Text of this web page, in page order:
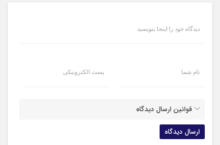
دیدگاه خود را اینجا بنویسید
نام شما پست الکترونیکی
قوانین ارسال دیدگاه